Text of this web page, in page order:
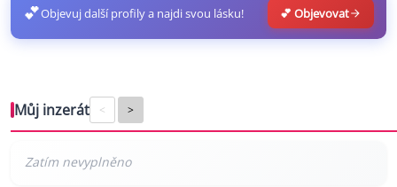
💕Objevuj další profily a najdi svou lásku! 💕 Objevovat
Můj inzerát < >